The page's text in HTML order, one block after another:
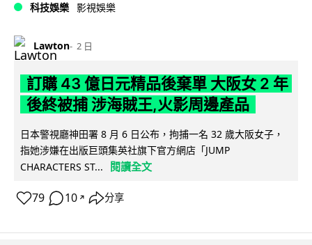
科技娛樂 影視娛樂
Lawton 2 日
訂購 43 億日元精品後棄單 大阪女 2 年
後終被捕 涉海賊王,火影周邊產品
日本警視廳神田署 8 月 6 日公布，拘捕一名 32 歲大阪女子，
指她涉嫌在出版巨頭集英社旗下官方網店「JUMP
CHARACTERS ST...
閱讀全文
79 10 ↗ 分享